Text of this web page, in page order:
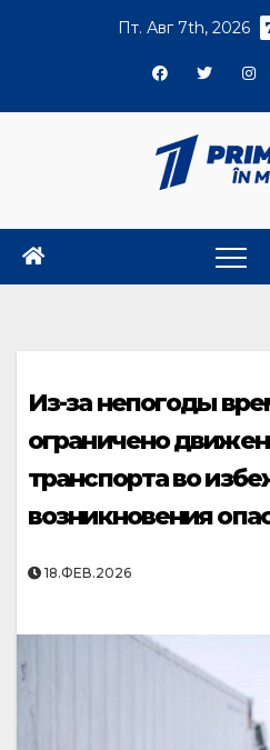
Пт. Авг 7th, 2026
Из-за непогоды
ограничено
транспорта во
возникновения
18.ФЕВ.2026